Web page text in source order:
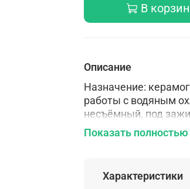
В
Описание
Назначение:
работы с водяным
несъёмный, под
гальваническая пайка
Показать полностью
Характеристики